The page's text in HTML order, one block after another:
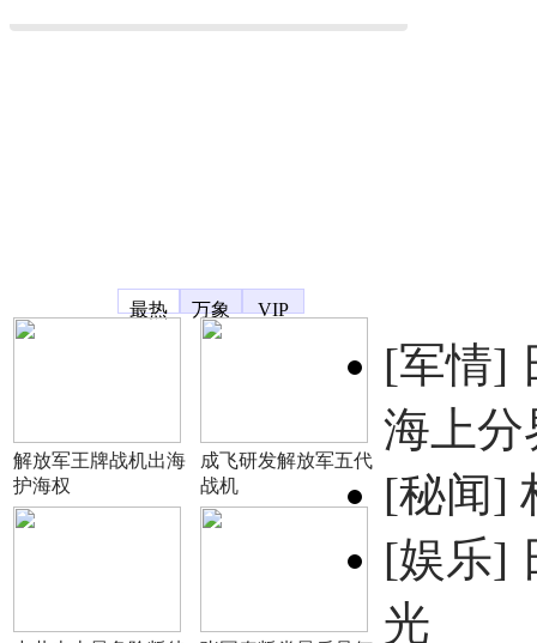
最热
万象 VIP
解放军王牌战机出海
护海权
成飞研发解放军五代
战机
[军情]
海上分
[秘闻]
[娱乐]
光